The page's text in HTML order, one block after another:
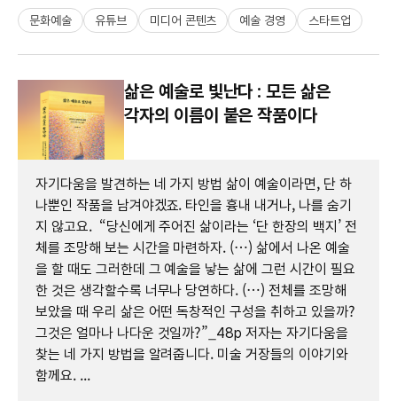
문화예술 유튜브 미디어 콘텐츠 예술 경영 스타트업
삶은 예술로 빛난다 : 모든 삶은
각자의 이름이 붙은 작품이다
자기다움을 발견하는 네 가지 방법 삶이 예술이라면, 단 하
나뿐인 작품을 남겨야겠죠. 타인을 흉내 내거나, 나를 숨기
지 않고요. “당신에게 주어진 삶이라는 ‘단 한장의 백지’ 전
체를 조망해 보는 시간을 마련하자. (…) 삶에서 나온 예술
을 할 때도 그러한데 그 예술을 낳는 삶에 그런 시간이 필요
한 것은 생각할수록 너무나 당연하다. (…) 전체를 조망해
보았을 때 우리 삶은 어떤 독창적인 구성을 취하고 있을까?
그것은 얼마나 나다운 것일까?”_48p 저자는 자기다움을
찾는 네 가지 방법을 알려줍니다. 미술 거장들의 이야기와
함께요. ...